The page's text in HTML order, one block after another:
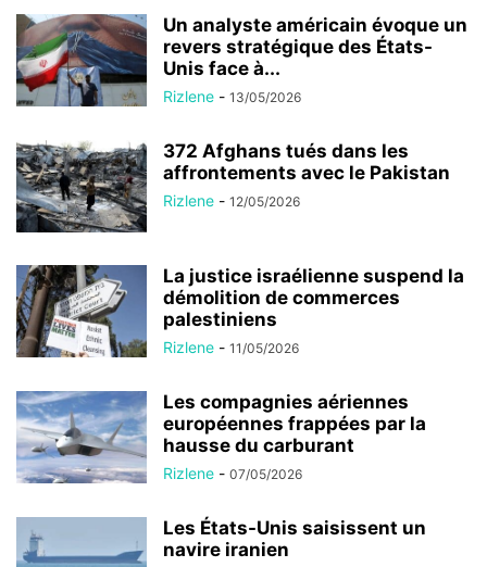
Un analyste américain évoque un
revers stratégique des États-
Unis face à...
Rizlene - 13/05/2026
372 Afghans tués dans les
affrontements avec le Pakistan
Rizlene - 12/05/2026
La justice israélienne suspend la
démolition de commerces
palestiniens
Rizlene - 11/05/2026
Les compagnies aériennes
européennes frappées par la
hausse du carburant
Rizlene - 07/05/2026
Les États-Unis saisissent un
navire iranien